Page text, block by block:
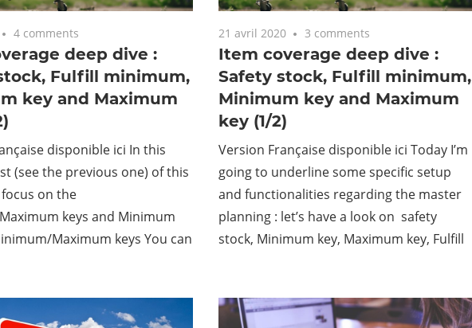
4 comments
deep dive :
Fulfill minimum,
key and Maximum
disponible ici In this
(see the previous one) of this
on the
keys and Minimum
Maximum keys You can
21 avril 2020 3 comments
Item coverage deep dive :
Safety stock, Fulfill minimum,
Minimum key and Maximum
key (1/2)
Version Française disponible ici Today I’m
going to underline some specific setup
and functionalities regarding the master
planning : let’s have a look on safety
stock, Minimum key, Maximum key, Fulfill